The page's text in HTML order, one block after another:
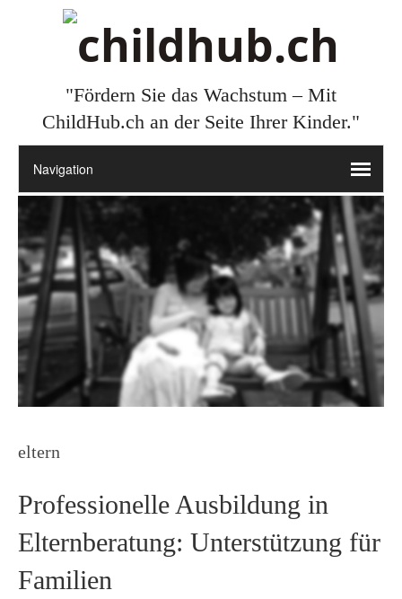
"Fördern Sie das Wachstum – Mit
ChildHub.ch an der Seite Ihrer Kinder."
eltern
Professionelle Ausbildung in
Elternberatung: Unterstützung für
Familien